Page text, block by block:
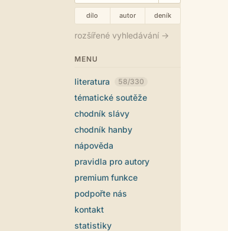
dílo autor deník
rozšířené vyhledávání →
MENU
literatura 58/330
tématické soutěže
chodník slávy
chodník hanby
nápověda
pravidla pro autory
premium funkce
podpořte nás
kontakt
statistiky